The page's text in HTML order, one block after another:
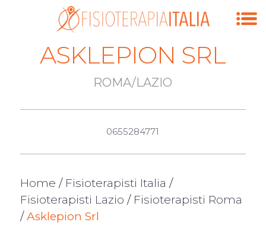
ASKLEPION SRL
ROMA/LAZIO
0655284771
Home / Fisioterapisti Italia /
Fisioterapisti Lazio / Fisioterapisti Roma
/Asklepion Srl